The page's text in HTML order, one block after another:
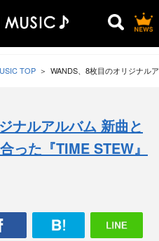
TOP WANDS、8枚目のオリジナル
ナルアルバム 新曲と
った『TIME STEW』